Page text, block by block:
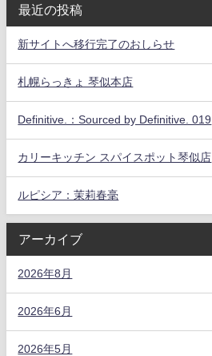
最近の投稿
新サイトへ移行完了のおしらせ
札幌らっきょ 琴似本店
Definitive.：Sourced by Definitive. 019
カリーキッチン スパイスポット琴似店
ルピシア：茉莉春毫
アーカイブ
2026年8月
2026年6月
2026年5月